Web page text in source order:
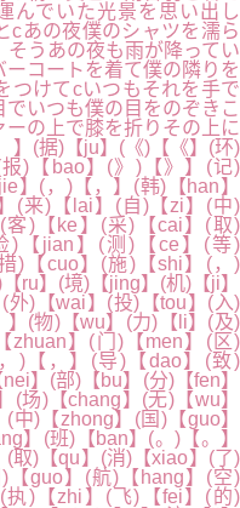
んでいた光景を思い出し
cあの夜僕のシャツを濡ら
そうあの夜も雨が降ってい
コートを着て僕の隣りを
つけてcいつもそれを手で
いつも僕の目をのぞきこ
の上で膝を折りその上に
据)【ju】(《)【《】(环)
)【bao】(》)【》】(记)
】(，)【，】(韩)【han】
(来)【lai】(自)【zi】(中)
客)【ke】(采)【cai】(取)
)【jian】(测)【ce】(等)
)【cuo】(施)【shi】(，)
ru】(境)【jing】(机)【ji】
外)【wai】(投)【tou】(入)
】(物)【wu】(力)【li】(及)
zhuan】(门)【men】(区)
)【，】(导)【dao】(致)
】(部)【bu】(分)【fen】
(场)【chang】(无)【wu】
)【zhong】(国)【guo】
】(班)【ban】(。)【。】
取)【qu】(消)【xiao】(了)
【guo】(航)【hang】(空)
执)【zhi】(飞)【fei】(的)